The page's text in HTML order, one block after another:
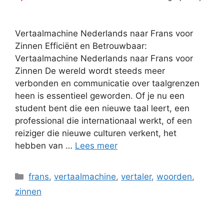
Vertaalmachine Nederlands naar Frans voor
Zinnen Efficiënt en Betrouwbaar:
Vertaalmachine Nederlands naar Frans voor
Zinnen De wereld wordt steeds meer
verbonden en communicatie over taalgrenzen
heen is essentieel geworden. Of je nu een
student bent die een nieuwe taal leert, een
professional die internationaal werkt, of een
reiziger die nieuwe culturen verkent, het
hebben van … Lees meer
Categorieën
frans,vertaalmachine,vertaler,woorden,
zinnen